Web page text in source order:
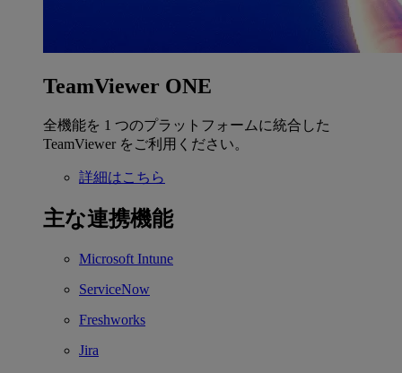
TeamViewer ONE
全機能を 1 つのプラットフォームに統合した
TeamViewer をご利用ください。
詳細はこちら
主な連携機能
Microsoft Intune
ServiceNow
Freshworks
Jira